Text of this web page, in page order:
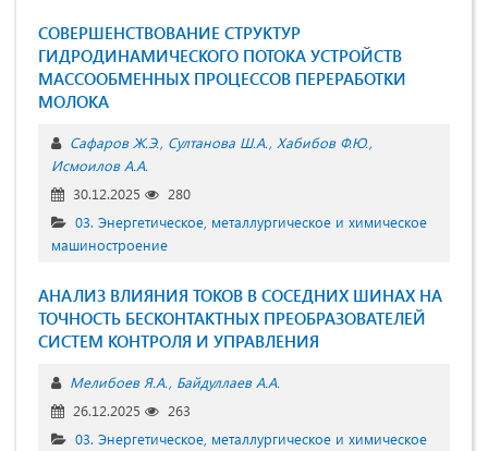
СОВЕРШЕНСТВОВАНИЕ СТРУКТУР
ГИДРОДИНАМИЧЕСКОГО ПОТОКА УСТРОЙСТВ
МАССООБМЕННЫХ ПРОЦЕССОВ ПЕРЕРАБОТКИ
МОЛОКА
Сафаров Ж.Э. Султанова Ш.А. Хабибов Ф.Ю.
Исмоилов А.А.
30.12.2025
280
03. Энергетическое, металлургическое и химическое
машиностроение
АНАЛИЗ ВЛИЯНИЯ ТОКОВ В СОСЕДНИХ ШИНАХ НА
ТОЧНОСТЬ БЕСКОНТАКТНЫХ ПРЕОБРАЗОВАТЕЛЕЙ
СИСТЕМ КОНТРОЛЯ И УПРАВЛЕНИЯ
Мелибоев Я.А. Байдуллаев А.А.
26.12.2025
263
03. Энергетическое, металлургическое и химическое